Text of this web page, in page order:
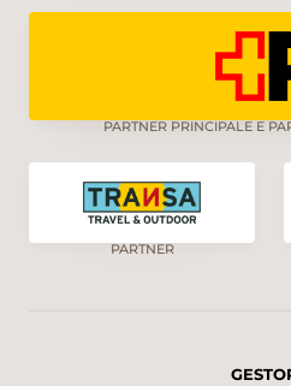
PARTNER PRINCIPALE E
PARTNER